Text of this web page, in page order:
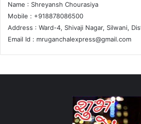
Name : Shreyansh Chourasiya
Mobile : +918878086500
Address : Ward-4, Shivaji Nagar, Silwani,
Email Id : mruganchalexpress@gmail.com